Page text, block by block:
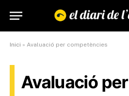
Inici » Avaluació per competències
Avaluació per